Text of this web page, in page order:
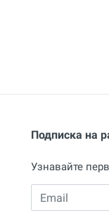
Подписка на
Узнавайте
Email